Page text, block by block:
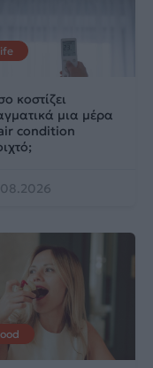
κοστίζει
μια μέρα
condition